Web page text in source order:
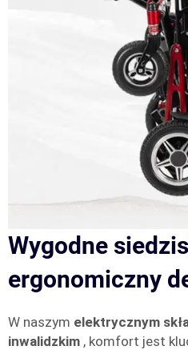
Wygodne
ergonomiczny
W naszym elektrycznym
inwalidzkim , komfort jest